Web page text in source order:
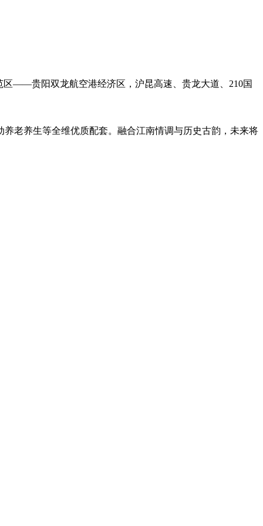
区——贵阳双龙航空港经济区，沪昆高速、贵龙大道、210国
老养生等全维优质配套。融合江南情调与历史古韵，未来将